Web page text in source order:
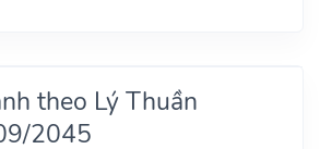
theo Lý Thuần
2045